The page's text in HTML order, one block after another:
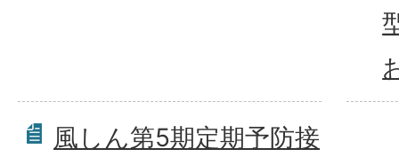
風しん第5期定期予防接